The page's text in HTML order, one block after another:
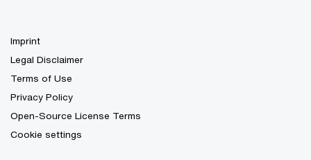
Imprint
Legal Disclaimer
Terms of Use
Privacy Policy
Open-Source License Terms
Cookie settings